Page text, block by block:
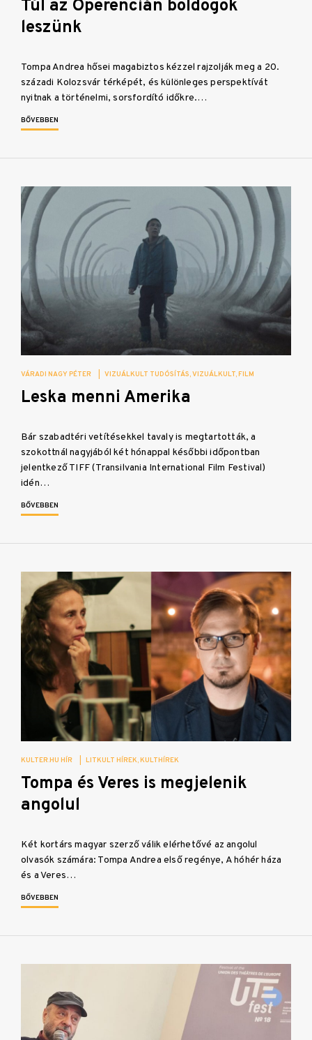
Túl az Óperencián boldogok
leszünk
Tompa Andrea hősei magabiztos kézzel rajzolják meg a 20.
századi Kolozsvár térképét, és különleges perspektívát
nyitnak a történelmi, sorsfordító időkre.…
BŐVEBBEN
VÁRADI NAGY PÉTER VIZUÁLKULT TUDÓSÍTÁS VIZUÁLKULT FILM
Leska menni Amerika
Bár szabadtéri vetítésekkel tavaly is megtartották, a
szokottnál nagyjából két hónappal későbbi időpontban
jelentkező TIFF (Transilvania International Film Festival)
idén…
BŐVEBBEN
KULTER.HU HÍR LITKULT HÍREK KULTHÍREK
Tompa és Veres is megjelenik
angolul
Két kortárs magyar szerző válik elérhetővé az angolul
olvasók számára: Tompa Andrea első regénye, A hóhér háza
és a Veres…
BŐVEBBEN